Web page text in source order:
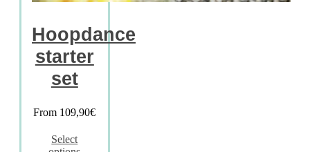
Hoopdance
starter
set
From 109,90€
Select